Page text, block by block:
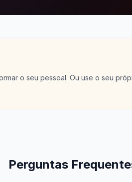
o seu pessoal. Ou use o seu
Perguntas